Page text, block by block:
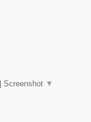
Screenshot ▼